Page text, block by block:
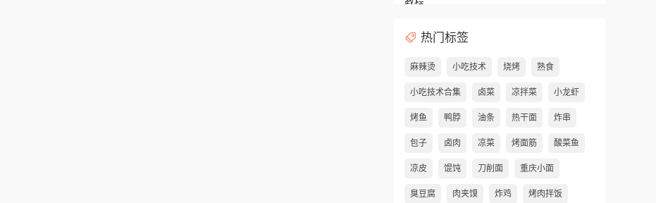
热门标签
麻辣烫 小吃技术 烧烤 熟食
小吃技术合集 卤菜 凉拌菜 小龙虾
烤鱼 鸭脖 油条 热干面 炸串
包子 卤肉 凉菜 烤面筋 酸菜鱼
凉皮 馄饨 刀削面 重庆小面
臭豆腐 肉夹馍 炸鸡 烤肉拌饭